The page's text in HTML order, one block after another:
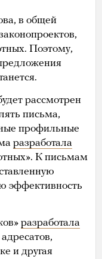
в общей
Поэтому,
рассмотрен
письма,
профильные
разработала
К письмам
эффективность
разработала
и другая